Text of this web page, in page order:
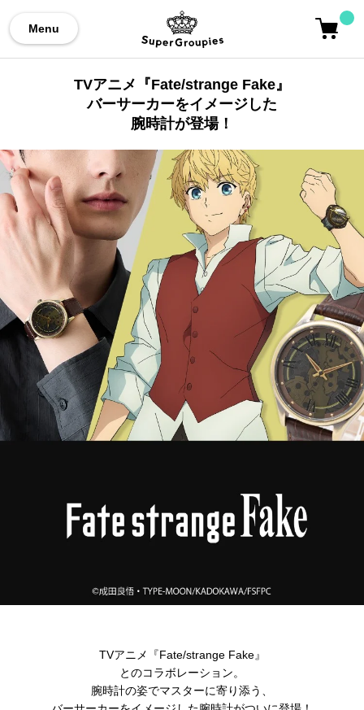
Menu
TVアニメ『Fate/strange Fake』
バーサーカーをイメージした
腕時計が登場！
TVアニメ『Fate/strange Fake』
とのコラボレーション。
腕時計の姿でマスターに寄り添う、